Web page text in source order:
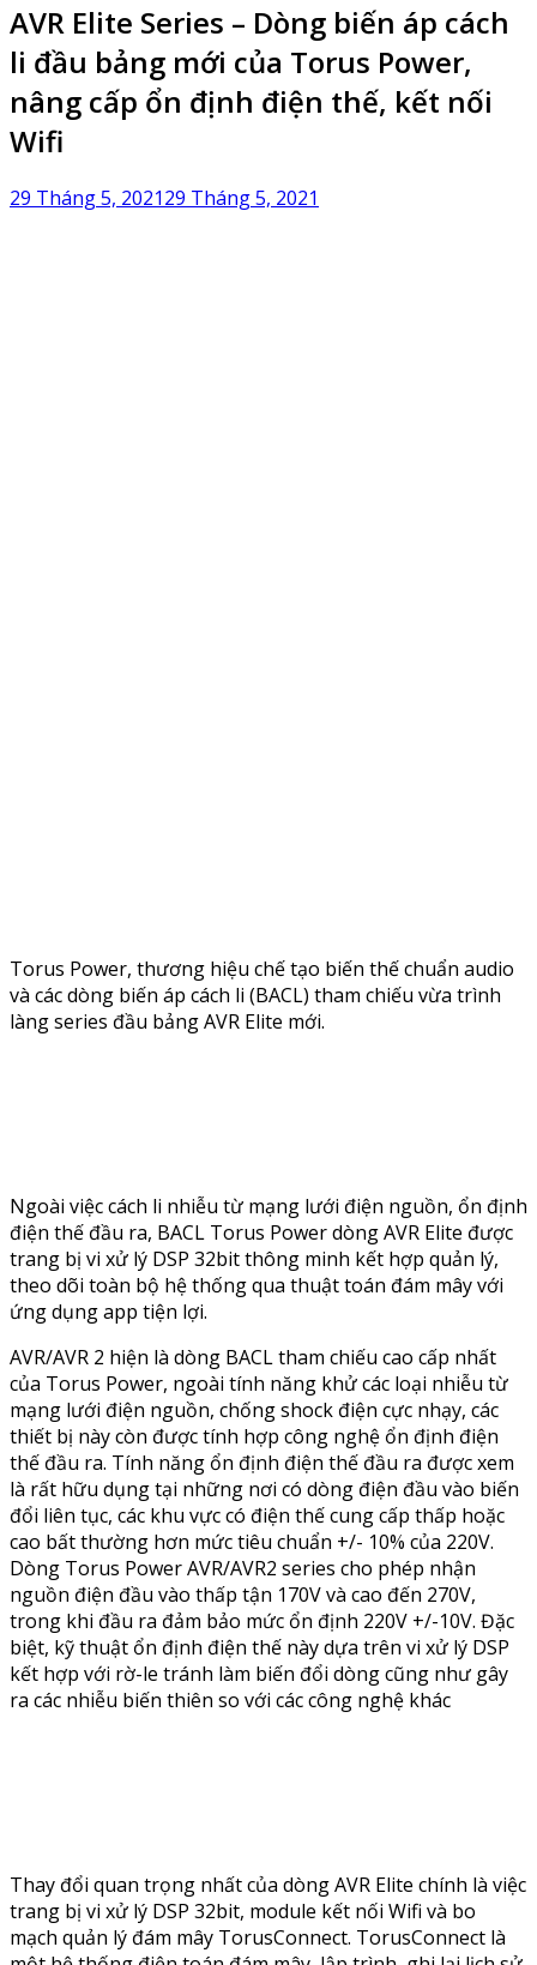
AVR Elite Series – Dòng biến áp cách
li đầu bảng mới của Torus Power,
nâng cấp ổn định điện thế, kết nối
Wifi
29 Tháng 5, 202129 Tháng 5, 2021
Torus Power, thương hiệu chế tạo biến thế chuẩn audio
và các dòng biến áp cách li (BACL) tham chiếu vừa trình
làng series đầu bảng AVR Elite mới.
Ngoài việc cách li nhiễu từ mạng lưới điện nguồn, ổn định
điện thế đầu ra, BACL Torus Power dòng AVR Elite được
trang bị vi xử lý DSP 32bit thông minh kết hợp quản lý,
theo dõi toàn bộ hệ thống qua thuật toán đám mây với
ứng dụng app tiện lợi.
AVR/AVR 2 hiện là dòng BACL tham chiếu cao cấp nhất
của Torus Power, ngoài tính năng khử các loại nhiễu từ
mạng lưới điện nguồn, chống shock điện cực nhạy, các
thiết bị này còn được tính hợp công nghệ ổn định điện
thế đầu ra. Tính năng ổn định điện thế đầu ra được xem
là rất hữu dụng tại những nơi có dòng điện đầu vào biến
đổi liên tục, các khu vực có điện thế cung cấp thấp hoặc
cao bất thường hơn mức tiêu chuẩn +/- 10% của 220V.
Dòng Torus Power AVR/AVR2 series cho phép nhận
nguồn điện đầu vào thấp tận 170V và cao đến 270V,
trong khi đầu ra đảm bảo mức ổn định 220V +/-10V. Đặc
biệt, kỹ thuật ổn định điện thế này dựa trên vi xử lý DSP
kết hợp với rờ-le tránh làm biến đổi dòng cũng như gây
ra các nhiễu biến thiên so với các công nghệ khác
Thay đổi quan trọng nhất của dòng AVR Elite chính là việc
trang bị vi xử lý DSP 32bit, module kết nối Wifi và bo
mạch quản lý đám mây TorusConnect. TorusConnect là